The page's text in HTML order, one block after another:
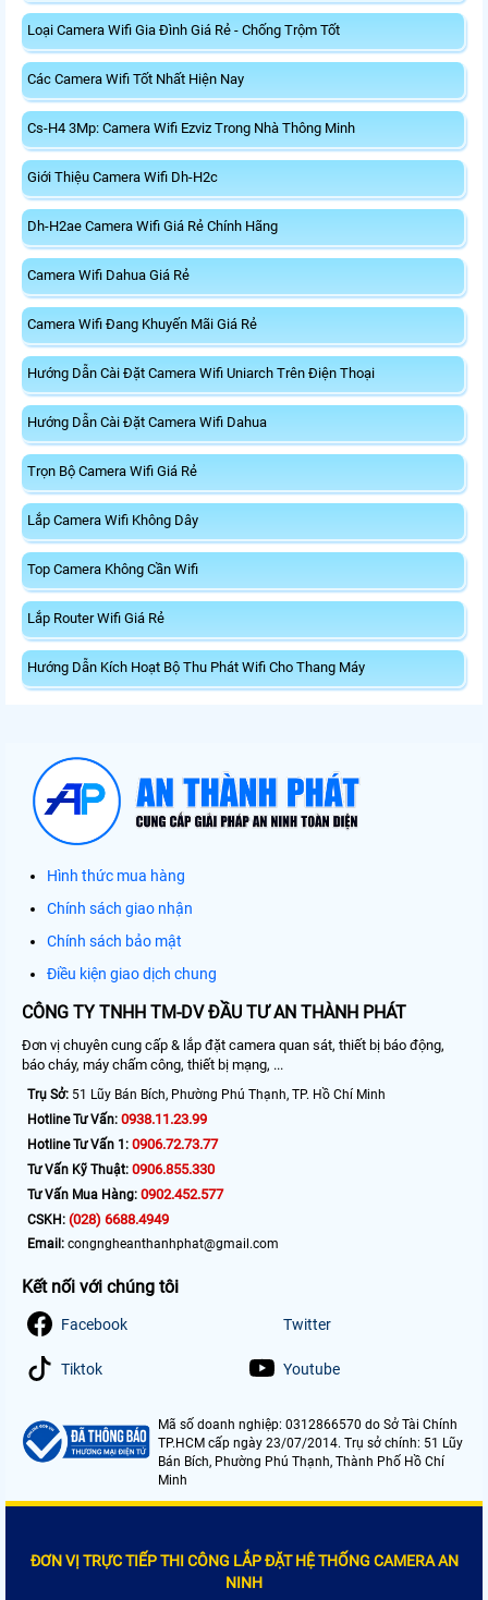
Loại Camera Wifi Gia Đình Giá Rẻ - Chống Trộm Tốt
Các Camera Wifi Tốt Nhất Hiện Nay
Cs-H4 3Mp: Camera Wifi Ezviz Trong Nhà Thông Minh
Giới Thiệu Camera Wifi Dh-H2c
Dh-H2ae Camera Wifi Giá Rẻ Chính Hãng
Camera Wifi Dahua Giá Rẻ
Camera Wifi Đang Khuyến Mãi Giá Rẻ
Hướng Dẫn Cài Đặt Camera Wifi Uniarch Trên Điện Thoại
Hướng Dẫn Cài Đặt Camera Wifi Dahua
Trọn Bộ Camera Wifi Giá Rẻ
Lắp Camera Wifi Không Dây
Top Camera Không Cần Wifi
Lắp Router Wifi Giá Rẻ
Hướng Dẫn Kích Hoạt Bộ Thu Phát Wifi Cho Thang Máy
Hình thức mua hàng
Chính sách giao nhận
Chính sách bảo mật
Điều kiện giao dịch chung
CÔNG TY TNHH TM-DV ĐẦU TƯ AN THÀNH PHÁT
Đơn vị chuyên cung cấp & lắp đặt camera quan sát, thiết bị báo động,
báo cháy, máy chấm công, thiết bị mạng, ...
Trụ Sở: 51 Lũy Bán Bích, Phường Phú Thạnh, TP. Hồ Chí Minh
Hotline Tư Vấn: 0938.11.23.99
Hotline Tư Vấn 1: 0906.72.73.77
Tư Vấn Kỹ Thuật: 0906.855.330
Tư Vấn Mua Hàng: 0902.452.577
CSKH: (028) 6688.4949
Email: congngheanthanhphat@gmail.com
Kết nối với chúng tôi
Facebook Twitter
Tiktok Youtube
Mã số doanh nghiệp: 0312866570 do Sở Tài Chính
TP.HCM cấp ngày 23/07/2014. Trụ sở chính: 51 Lũy
Bán Bích, Phường Phú Thạnh, Thành Phố Hồ Chí
Minh
ĐƠN VỊ TRỰC TIẾP THI CÔNG LẮP ĐẶT HỆ THỐNG CAMERA AN
NINH